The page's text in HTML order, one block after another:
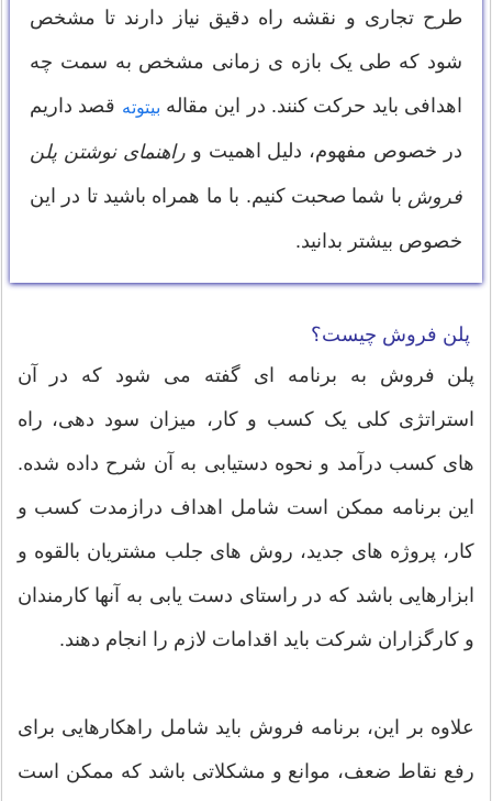
طرح تجاری و نقشه‌ راه دقیق‌ نیاز دارند تا مشخص
شود که طی یک بازه ی زمانی مشخص به سمت چه
اهدافی باید حرکت کنند. در این مقاله بیتوته قصد داریم
در خصوص مفهوم، دلیل اهمیت وراهنمای نوشتن پلن
فروش با شما صحبت کنیم. با ما همراه باشید تا در این
خصوص بیشتر بدانید.
پلن فروش چیست؟
پلن فروش به برنامه ای گفته می شود که در آن
استراتژی کلی یک کسب و کار، میزان سود دهی، راه
های کسب درآمد و نحوه دستیابی به آن شرح داده شده.
این برنامه ممکن است شامل اهداف درازمدت کسب و
کار، پروژه های جدید، روش های جلب مشتریان بالقوه و
ابزارهایی باشد که در راستای دست یابی به آنها کارمندان
و کارگزاران شرکت باید اقدامات لازم را انجام دهند.
علاوه بر این، برنامه فروش باید شامل راهکارهایی برای
رفع نقاط ضعف، موانع و مشکلاتی باشد که ممکن است